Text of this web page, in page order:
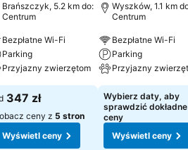
Brańszczyk, 5.2 km do:
Centrum
Bezpłatne Wi-Fi
Parking
Przyjazny zwierzętom
347 zł
ceny z 5 stron
Wyświetl ceny
Wyszków, 1.1 km
Centrum
Bezpłatne Wi-Fi
Parking
Przyjazny
Wybierz daty, aby
sprawdzić dokładne
ceny
Wyświetl ceny